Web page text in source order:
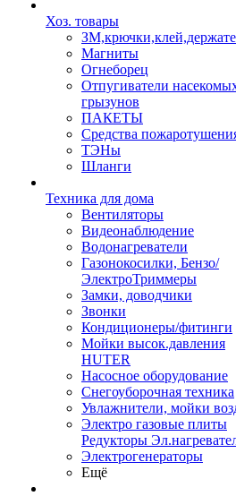
Хоз. товары
Магниты
Огнеборец
Отпугиватели
грызунов
ПАКЕТЫ
Средства
ТЭНы
Шланги
Техника для дома
Вентиляторы
Видеонаблюдение
Водонагреватели
Газонокосилки, Бензо/
ЭлектроТриммеры
Замки, доводчики
Звонки
Кондиционеры/фитинги
Мойки высок.давления
HUTER
Насосное оборудование
Снегоуборочная техника
Увлажнители, мойки
Электро газовые плиты
Редукторы
Электрогенераторы
Ещё